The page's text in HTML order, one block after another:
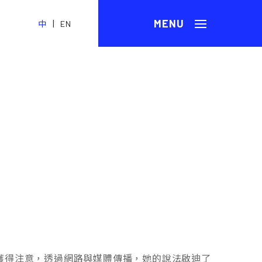
中 | EN
注意，透過網路與媒體傳播，她的說法啟迪了